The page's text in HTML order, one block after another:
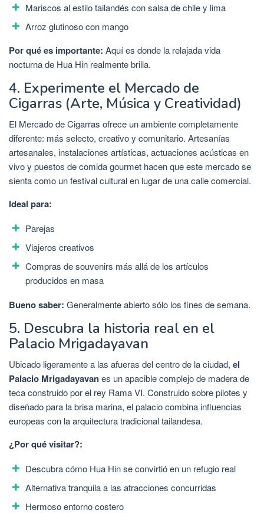
Mariscos al estilo tailandés con salsa de chile y lima
Arroz glutinoso con mango
Por qué es importante: Aquí es donde la relajada vida
nocturna de Hua Hin realmente brilla.
4. Experimente el Mercado de
Cigarras (Arte, Música y Creatividad)
El Mercado de Cigarras ofrece un ambiente completamente
diferente: más selecto, creativo y comunitario. Artesanías
artesanales, instalaciones artísticas, actuaciones acústicas en
vivo y puestos de comida gourmet hacen que este mercado se
sienta como un festival cultural en lugar de una calle comercial.
Ideal para:
Parejas
Viajeros creativos
Compras de souvenirs más allá de los artículos
producidos en masa
Bueno saber: Generalmente abierto sólo los fines de semana.
5. Descubra la historia real en el
Palacio Mrigadayavan
Ubicado ligeramente a las afueras del centro de la ciudad, el
Palacio Mrigadayavanes un apacible complejo de madera de
teca construido por el rey Rama VI. Construido sobre pilotes y
diseñado para la brisa marina, el palacio combina influencias
europeas con la arquitectura tradicional tailandesa.
¿Por qué visitar?:
Descubra cómo Hua Hin se convirtió en un refugio real
Alternativa tranquila a las atracciones concurridas
Hermoso entorno costero